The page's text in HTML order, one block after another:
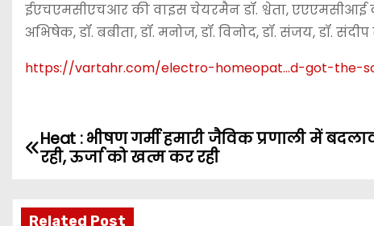
ईएचएमसीएचआर की वाइस चेयरमैन डॉ. श्वेता, एएएमसीआई
अभिषेक, डॉ. बबीता, डॉ. मनोज, डॉ. विनोद, डॉ. संजय, डॉ.
https://vartahr.com/electro-homeopat…d-got-the-
P
s
Heat : भीषण गर्मी हमारी जैविक प्रणाली में
रही, ऊर्जा को खत्म कर रही
Related Post